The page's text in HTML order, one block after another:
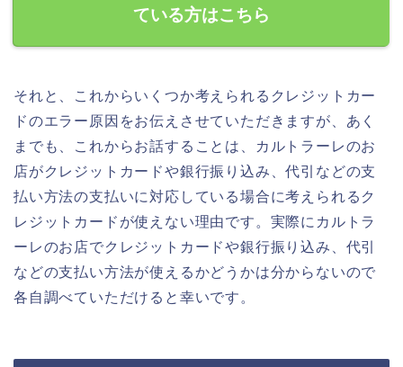
ている方はこちら
それと、これからいくつか考えられるクレジットカー
ドのエラー原因をお伝えさせていただきますが、あく
までも、これからお話することは、カルトラーレのお
店がクレジットカードや銀行振り込み、代引などの支
払い方法の支払いに対応している場合に考えられるク
レジットカードが使えない理由です。実際にカルトラ
ーレのお店でクレジットカードや銀行振り込み、代引
などの支払い方法が使えるかどうかは分からないので
各自調べていただけると幸いです。